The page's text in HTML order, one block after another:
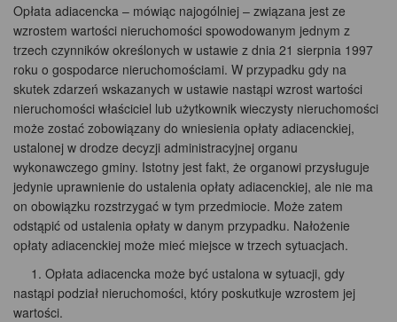
Opłata adiacencka – mówiąc najogólniej – związana jest ze
wzrostem wartości nieruchomości spowodowanym jednym z
trzech czynników określonych w ustawie z dnia 21 sierpnia 1997
roku o gospodarce nieruchomościami. W przypadku gdy na
skutek zdarzeń wskazanych w ustawie nastąpi wzrost wartości
nieruchomości właściciel lub użytkownik wieczysty nieruchomości
może zostać zobowiązany do wniesienia opłaty adiacenckiej,
ustalonej w drodze decyzji administracyjnej organu
wykonawczego gminy. Istotny jest fakt, że organowi przysługuje
jedynie uprawnienie do ustalenia opłaty adiacenckiej, ale nie ma
on obowiązku rozstrzygać w tym przedmiocie. Może zatem
odstąpić od ustalenia opłaty w danym przypadku. Nałożenie
opłaty adiacenckiej może mieć miejsce w trzech sytuacjach.
1. Opłata adiacencka może być ustalona w sytuacji, gdy
nastąpi podział nieruchomości, który poskutkuje wzrostem jej
wartości.